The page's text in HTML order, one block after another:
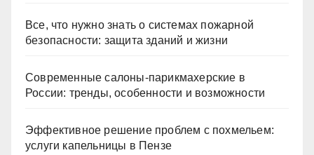
Все, что нужно знать о системах пожарной
безопасности: защита зданий и жизни
Современные салоны-парикмахерские в
России: тренды, особенности и возможности
Эффективное решение проблем с похмельем:
услуги капельницы в Пензе